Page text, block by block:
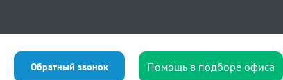
Обратный звонок Помощь в подборе офиса